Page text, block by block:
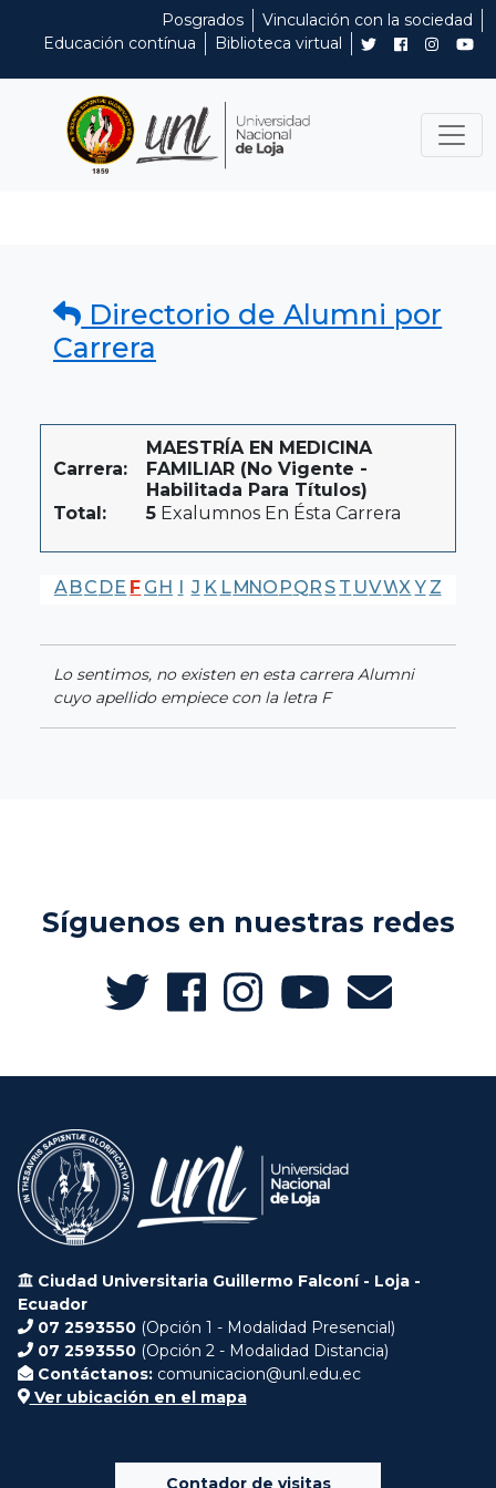
Posgrados
Vinculación con la sociedad
Educación contínua
Biblioteca virtual
Directorio de Alumni por
Carrera
Carrera:
MAESTRÍA EN MEDICINA
FAMILIAR (No Vigente -
Habilitada Para Títulos)
Total:
5 Exalumnos En Ésta Carrera
A BC DE F G H I J K LMNO PQR S T UVWX Y Z
Lo sentimos, no existen en esta carrera Alumni
cuyo apellido empiece con la letra F
Síguenos en nuestras redes
Ciudad Universitaria Guillermo Falconí - Loja -
Ecuador
07 2593550 (Opción 1 - Modalidad Presencial)
07 2593550 (Opción 2 - Modalidad Distancia)
Contáctanos: comunicacion@unl.edu.ec
Ver ubicación en el mapa
Contador de visitas